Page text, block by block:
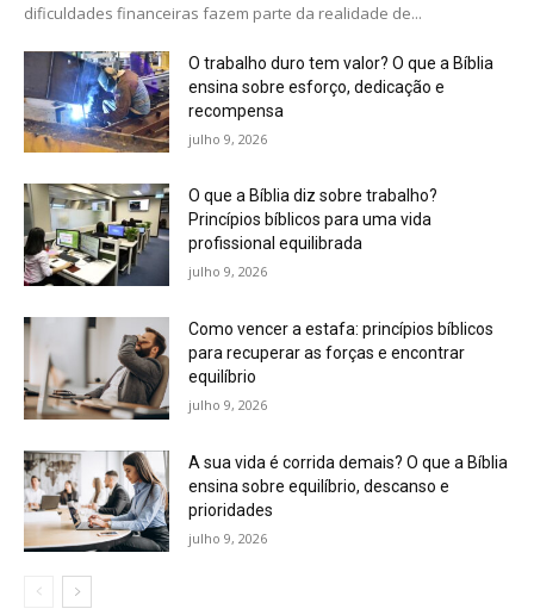
dificuldades financeiras fazem parte da realidade de...
O trabalho duro tem valor? O que a Bíblia
ensina sobre esforço, dedicação e
recompensa
julho 9, 2026
O que a Bíblia diz sobre trabalho?
Princípios bíblicos para uma vida
profissional equilibrada
julho 9, 2026
Como vencer a estafa: princípios bíblicos
para recuperar as forças e encontrar
equilíbrio
julho 9, 2026
A sua vida é corrida demais? O que a Bíblia
ensina sobre equilíbrio, descanso e
prioridades
julho 9, 2026